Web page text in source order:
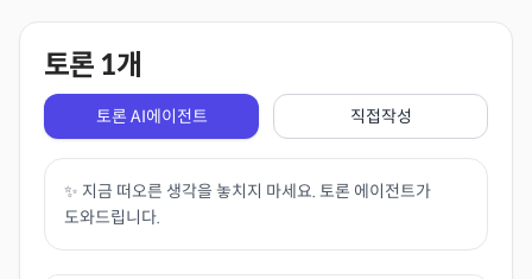
토론 1개
토론 AI에이전트 직접작성
✨ 지금 떠오른 생각을 놓치지 마세요. 토론 에이전트가
도와드립니다.